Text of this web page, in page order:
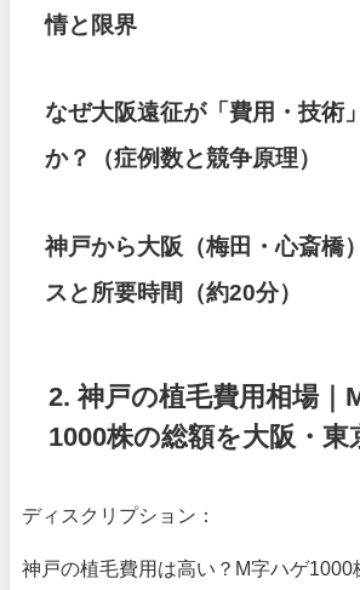
情と限界
なぜ大阪遠征が「費用・技術
か？（症例数と競争原理）
神戸から大阪（梅田・心斎橋
スと所要時間（約20分）
2. 神戸の植毛費用相場｜
1000株の総額を大阪・東
ディスクリプション：
神戸の植毛費用は高い？M字ハゲ1000